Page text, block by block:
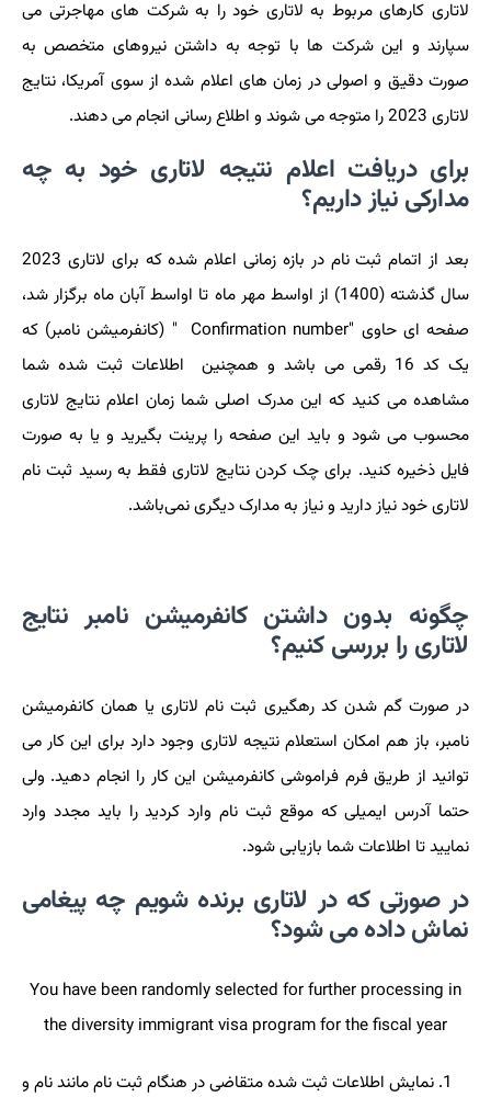
لاتاری کارهای مربوط به لاتاری خود را به شرکت های مهاجرتی می
سپارند و این شرکت ها با توجه به داشتن نیروهای متخصص به
صورت دقیق و اصولی در زمان های اعلام شده از سوی آمریکا، نتایج
لاتاری 2023 را متوجه می شوند و اطلاع رسانی انجام می دهند.
برای دریافت اعلام نتیجه لاتاری خود به چه
مدارکی نیاز داریم؟
بعد از اتمام ثبت نام در بازه زمانی اعلام شده که برای لاتاری 2023
سال گذشته (1400) از اواسط مهر ماه تا اواسط آبان ماه برگزار شد،
صفحه ای حاوی "Confirmation number" (کانفرمیشن نامبر) که
یک کد 16 رقمی می باشد و همچنین اطلاعات ثبت شده شما
مشاهده می کنید که این مدرک اصلی شما زمان اعلام نتایج لاتاری
محسوب می شود و باید این صفحه را پرینت بگیرید و یا به صورت
فایل ذخیره کنید. برای چک کردن نتایج لاتاری فقط به رسید ثبت نام
لاتاری خود نیاز دارید و نیاز به مدارک دیگری نمی‌باشد.
چگونه بدون داشتن کانفرمیشن نامبر نتایج
لاتاری را بررسی کنیم؟
در صورت گم شدن کد رهگیری ثبت نام لاتاری یا همان کانفرمیشن
نامبر، باز هم امکان استعلام نتیجه لاتاری وجود دارد برای این کار می
توانید از طریق فرم فراموشی کانفرمیشن این کار را انجام دهید. ولی
حتما آدرس ایمیلی که موقع ثبت نام وارد کردید را باید مجدد وارد
نمایید تا اطلاعات شما بازیابی شود.
در صورتی که در لاتاری برنده شویم چه پیغامی
نماش داده می شود؟
You have been randomly selected for further processing in
the diversity immigrant visa program for the fiscal year
نمایش اطلاعات ثبت شده متقاضی در هنگام ثبت نام مانند نام و